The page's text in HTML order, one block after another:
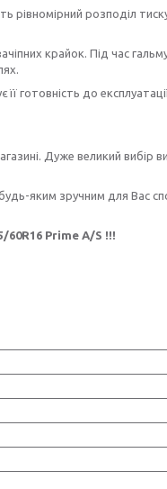
рівномірний розподіл
крайок. Під час
до
Дуже великий вибір
яким зручним для Вас
Prime A/S !!!